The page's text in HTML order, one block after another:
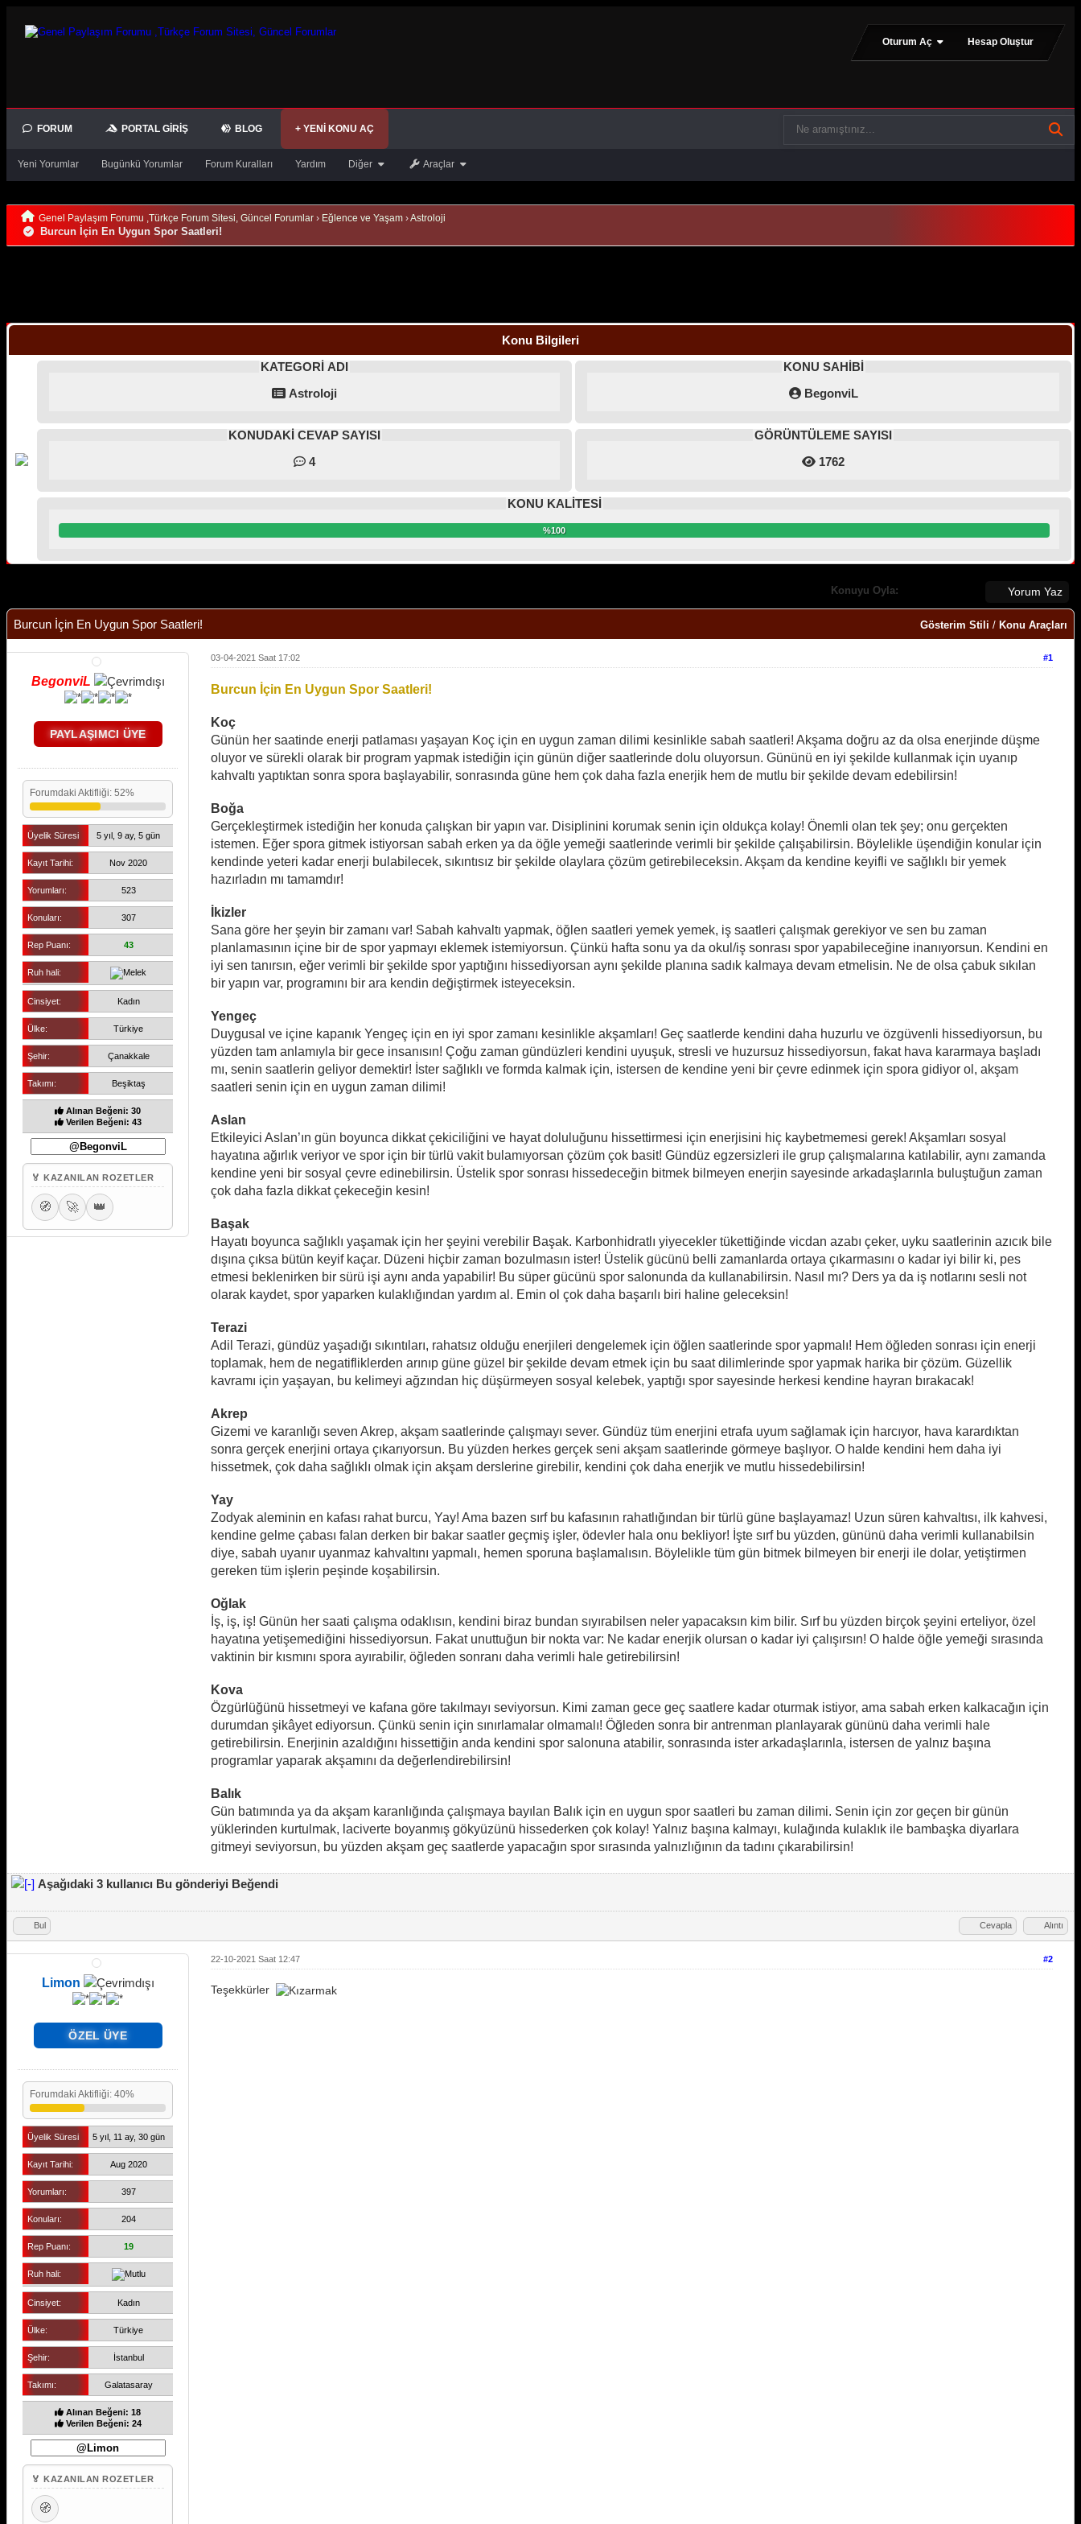
Oturum Aç Hesap Oluştur
FORUM PORTAL GIRIŞ BLOG + YENI KONU AÇ
Yeni Yorumlar Bugünkü Yorumlar Forum Kuralları Yardım Diğer Araçlar
Genel Paylaşım Forumu ,Türkçe Forum Sitesi, Güncel Forumlar › Eğlence ve Yaşam ›Astroloji
Burcun İçin En Uygun Spor Saatleri!
Konu Bilgileri
KATEGORİ ADI
Astroloji
KONU SAHİBİ
BegonviL
KONUDAKİ CEVAP SAYISI
4
GÖRÜNTÜLEME SAYISI
1762
KONU KALİTESİ
%100
Yorum Yaz
Konuyu Oyla:
Gösterim Stili / Konu Araçları
Burcun İçin En Uygun Spor Saatleri!
BegonviL
PAYLAŞIMCI ÜYE
Forumdaki Aktifliği: 52%
Üyelik Süresi 5 yıl, 9 ay, 5 gün
Kayıt Tarihi: Nov 2020
Yorumları: 523
Konuları: 307
Rep Puanı: 43
Ruh hali:
Cinsiyet: Kadın
Ülke: Türkiye
Şehir: Çanakkale
Takımı: Beşiktaş
Alınan Beğeni: 30
Verilen Beğeni: 43
🏅 KAZANILAN ROZETLER
🧭 🚀 👑
#1
03-04-2021 Saat 17:02
Burcun İçin En Uygun Spor Saatleri!
Koç
Günün her saatinde enerji patlaması yaşayan Koç için en uygun zaman dilimi kesinlikle sabah saatleri! Akşama doğru az da olsa enerjinde düşme
oluyor ve sürekli olarak bir program yapmak istediğin için günün diğer saatlerinde dolu oluyorsun. Gününü en iyi şekilde kullanmak için uyanıp
kahvaltı yaptıktan sonra spora başlayabilir, sonrasında güne hem çok daha fazla enerjik hem de mutlu bir şekilde devam edebilirsin!
Boğa
Gerçekleştirmek istediğin her konuda çalışkan bir yapın var. Disiplinini korumak senin için oldukça kolay! Önemli olan tek şey; onu gerçekten
istemen. Eğer spora gitmek istiyorsan sabah erken ya da öğle yemeği saatlerinde verimli bir şekilde çalışabilirsin. Böylelikle üşendiğin konular için
kendinde yeteri kadar enerji bulabilecek, sıkıntısız bir şekilde olaylara çözüm getirebileceksin. Akşam da kendine keyifli ve sağlıklı bir yemek
hazırladın mı tamamdır!
İkizler
Sana göre her şeyin bir zamanı var! Sabah kahvaltı yapmak, öğlen saatleri yemek yemek, iş saatleri çalışmak gerekiyor ve sen bu zaman
planlamasının içine bir de spor yapmayı eklemek istemiyorsun. Çünkü hafta sonu ya da okul/iş sonrası spor yapabileceğine inanıyorsun. Kendini en
iyi sen tanırsın, eğer verimli bir şekilde spor yaptığını hissediyorsan aynı şekilde planına sadık kalmaya devam etmelisin. Ne de olsa çabuk sıkılan
bir yapın var, programını bir ara kendin değiştirmek isteyeceksin.
Yengeç
Duygusal ve içine kapanık Yengeç için en iyi spor zamanı kesinlikle akşamları! Geç saatlerde kendini daha huzurlu ve özgüvenli hissediyorsun, bu
yüzden tam anlamıyla bir gece insanısın! Çoğu zaman gündüzleri kendini uyuşuk, stresli ve huzursuz hissediyorsun, fakat hava kararmaya başladı
mı, senin saatlerin geliyor demektir! İster sağlıklı ve formda kalmak için, istersen de kendine yeni bir çevre edinmek için spora gidiyor ol, akşam
saatleri senin için en uygun zaman dilimi!
Aslan
Etkileyici Aslan’ın gün boyunca dikkat çekiciliğini ve hayat doluluğunu hissettirmesi için enerjisini hiç kaybetmemesi gerek! Akşamları sosyal
hayatına ağırlık veriyor ve spor için bir türlü vakit bulamıyorsan çözüm çok basit! Gündüz egzersizleri ile grup çalışmalarına katılabilir, aynı zamanda
kendine yeni bir sosyal çevre edinebilirsin. Üstelik spor sonrası hissedeceğin bitmek bilmeyen enerjin sayesinde arkadaşlarınla buluştuğun zaman
çok daha fazla dikkat çekeceğin kesin!
Başak
Hayatı boyunca sağlıklı yaşamak için her şeyini verebilir Başak. Karbonhidratlı yiyecekler tükettiğinde vicdan azabı çeker, uyku saatlerinin azıcık bile
dışına çıksa bütün keyif kaçar. Düzeni hiçbir zaman bozulmasın ister! Üstelik gücünü belli zamanlarda ortaya çıkarmasını o kadar iyi bilir ki, pes
etmesi beklenirken bir sürü işi aynı anda yapabilir! Bu süper gücünü spor salonunda da kullanabilirsin. Nasıl mı? Ders ya da iş notlarını sesli not
olarak kaydet, spor yaparken kulaklığından yardım al. Emin ol çok daha başarılı biri haline geleceksin!
Terazi
Adil Terazi, gündüz yaşadığı sıkıntıları, rahatsız olduğu enerjileri dengelemek için öğlen saatlerinde spor yapmalı! Hem öğleden sonrası için enerji
toplamak, hem de negatifliklerden arınıp güne güzel bir şekilde devam etmek için bu saat dilimlerinde spor yapmak harika bir çözüm. Güzellik
kavramı için yaşayan, bu kelimeyi ağzından hiç düşürmeyen sosyal kelebek, yaptığı spor sayesinde herkesi kendine hayran bırakacak!
Akrep
Gizemi ve karanlığı seven Akrep, akşam saatlerinde çalışmayı sever. Gündüz tüm enerjini etrafa uyum sağlamak için harcıyor, hava karardıktan
sonra gerçek enerjini ortaya çıkarıyorsun. Bu yüzden herkes gerçek seni akşam saatlerinde görmeye başlıyor. O halde kendini hem daha iyi
hissetmek, çok daha sağlıklı olmak için akşam derslerine girebilir, kendini çok daha enerjik ve mutlu hissedebilirsin!
Yay
Zodyak aleminin en kafası rahat burcu, Yay! Ama bazen sırf bu kafasının rahatlığından bir türlü güne başlayamaz! Uzun süren kahvaltısı, ilk kahvesi,
kendine gelme çabası falan derken bir bakar saatler geçmiş işler, ödevler hala onu bekliyor! İşte sırf bu yüzden, gününü daha verimli kullanabilsin
diye, sabah uyanır uyanmaz kahvaltını yapmalı, hemen sporuna başlamalısın. Böylelikle tüm gün bitmek bilmeyen bir enerji ile dolar, yetiştirmen
gereken tüm işlerin peşinde koşabilirsin.
Oğlak
İş, iş, iş! Günün her saati çalışma odaklısın, kendini biraz bundan sıyırabilsen neler yapacaksın kim bilir. Sırf bu yüzden birçok şeyini erteliyor, özel
hayatına yetişemediğini hissediyorsun. Fakat unuttuğun bir nokta var: Ne kadar enerjik olursan o kadar iyi çalışırsın! O halde öğle yemeği sırasında
vaktinin bir kısmını spora ayırabilir, öğleden sonranı daha verimli hale getirebilirsin!
Kova
Özgürlüğünü hissetmeyi ve kafana göre takılmayı seviyorsun. Kimi zaman gece geç saatlere kadar oturmak istiyor, ama sabah erken kalkacağın için
durumdan şikâyet ediyorsun. Çünkü senin için sınırlamalar olmamalı! Öğleden sonra bir antrenman planlayarak gününü daha verimli hale
getirebilirsin. Enerjinin azaldığını hissettiğin anda kendini spor salonuna atabilir, sonrasında ister arkadaşlarınla, istersen de yalnız başına
programlar yaparak akşamını da değerlendirebilirsin!
Balık
Gün batımında ya da akşam karanlığında çalışmaya bayılan Balık için en uygun spor saatleri bu zaman dilimi. Senin için zor geçen bir günün
yüklerinden kurtulmak, laciverte boyanmış gökyüzünü hissederken çok kolay! Yalnız başına kalmayı, kulağında kulaklık ile bambaşka diyarlara
gitmeyi seviyorsun, bu yüzden akşam geç saatlerde yapacağın spor sırasında yalnızlığının da tadını çıkarabilirsin!
Aşağıdaki 3 kullanıcı Bu gönderiyi Beğendi
Bul Cevapla Alıntı
Limon
ÖZEL ÜYE
Forumdaki Aktifliği: 40%
Üyelik Süresi 5 yıl, 11 ay, 30 gün
Kayıt Tarihi: Aug 2020
Yorumları: 397
Konuları: 204
Rep Puanı: 19
Ruh hali:
Cinsiyet: Kadın
Ülke: Türkiye
Şehir: İstanbul
Takımı: Galatasaray
Alınan Beğeni: 18
Verilen Beğeni: 24
🏅 KAZANILAN ROZETLER
🧭
#2
22-10-2021 Saat 12:47
Teşekkürler